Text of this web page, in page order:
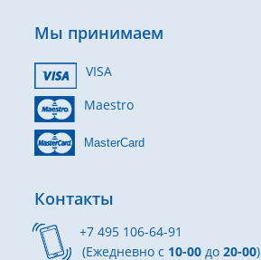
Мы принимаем
VISA
Maestro
MasterCard
Контакты
+7 495 106-64-91
(Ежедневно с 10-00 до 20-00)